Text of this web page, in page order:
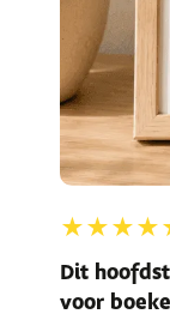
Dit
voor